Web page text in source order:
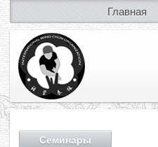
Главная
Семинары